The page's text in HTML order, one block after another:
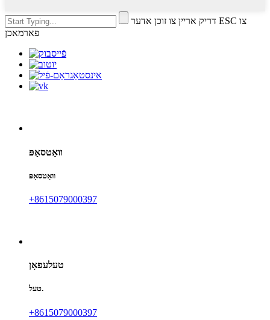
דריק אריין צו זוכן אדער ESC צו
פארמאכן
וואַטסאַפּ
וואַטסאַפּ
+8615079000397
טעלעפאָן
טעל.
+8615079000397